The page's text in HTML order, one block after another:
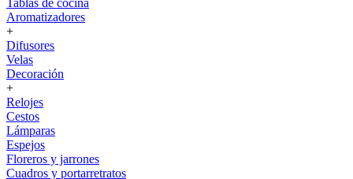
Tablas de cocina
Aromatizadores
+
Difusores
Velas
Decoración
+
Relojes
Cestos
Lámparas
Espejos
Floreros y jarrones
Cuadros y portarretratos